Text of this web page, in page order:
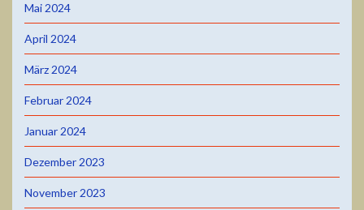
Mai 2024
April 2024
März 2024
Februar 2024
Januar 2024
Dezember 2023
November 2023